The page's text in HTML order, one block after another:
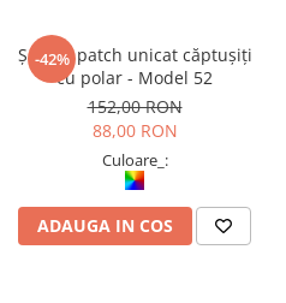
-42%
Șalvari patch unicat căptușiți
cu polar - Model 52
152,00 RON
88,00 RON
Culoare_:
ADAUGA IN COS